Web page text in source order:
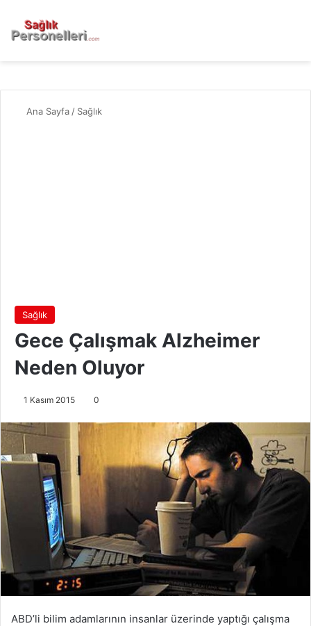
Ana Sayfa / Sağlık
Sağlık
Gece Çalışmak Alzheimer
Neden Oluyor
1 Kasım 2015 0
ABD’li bilim adamlarının insanlar üzerinde yaptığı çalışma